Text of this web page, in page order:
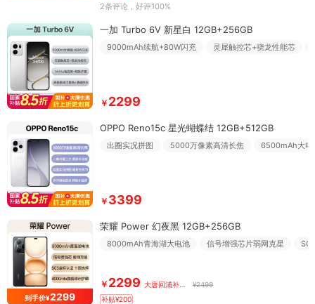
2条评论 ，好评100%
一加 Turbo 6V 新星白 12GB+256GB
9000mAh续航+80W闪充 灵犀触控芯+骁龙性能芯
￥ 2299
OPPO Reno15c 星光蝴蝶结 12GB+512GB
出圈实况拼图 5000万像素高清长焦 6500mAh大电
￥ 3399
到手价¥2299
荣耀 Power 幻夜黑 12GB+256GB
8000mAh青海湖大电池 信号增强芯片弱网克星
￥ 2299 大唐回浦补贴价
¥2499
补贴¥200